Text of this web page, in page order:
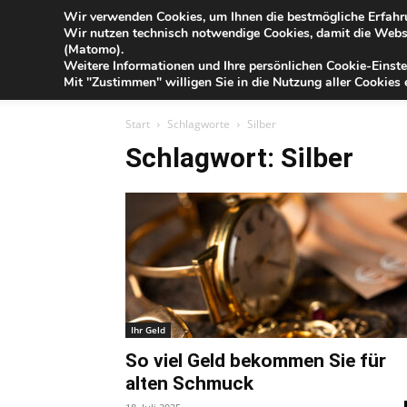
Blog
der
Sparkasse
IHR
Start Schlagworte Silber
Schlagwort: Silber
Ihr Geld
So viel Geld bekommen Sie für
alten Schmuck
Wir verwenden Cookies, um Ihnen die bestmögliche
Wir nutzen technisch notwendige Cookies, damit die
(Matomo).
Weitere Informationen und Ihre persönlichen Cookie-
Mit "Zustimmen" willigen Sie in die Nutzung aller Cookies